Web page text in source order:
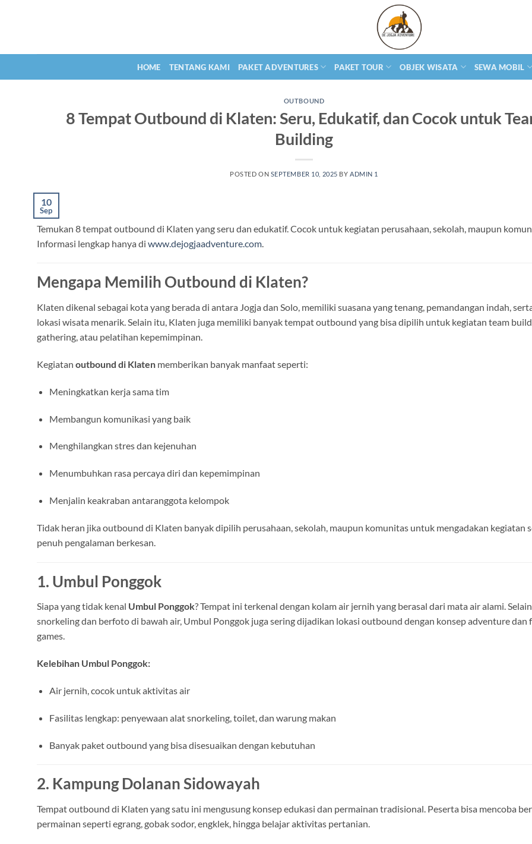
HOME TENTANG KAMI PAKET ADVENTURES PAKET TOUR OBJEK WISATA SEWA MOBIL
OUTBOUND
8 Tempat Outbound di Klaten: Seru, Edukatif, dan Cocok untuk
Building
POSTED ON SEPTEMBER 10, 2025 BY ADMIN 1
10
Sep
Temukan 8 tempat outbound di Klaten yang seru dan edukatif. Cocok untuk kegiatan perusahaan, sekolah, maupun
Informasi lengkap hanya di www.dejogjaadventure.com
Mengapa Memilih Outbound di Klaten?
Klaten dikenal sebagai kota yang berada di antara Jogja dan Solo, memiliki suasana yang tenang, pemandangan indah,
lokasi wisata menarik. Selain itu, Klaten juga memiliki banyak tempat outbound yang bisa dipilih untuk kegiatan team
gathering, atau pelatihan kepemimpinan.
Kegiatan outbound di Klaten memberikan banyak manfaat seperti:
Meningkatkan kerja sama tim
Membangun komunikasi yang baik
Menghilangkan stres dan kejenuhan
Menumbuhkan rasa percaya diri dan kepemimpinan
Menjalin keakraban antaranggota kelompok
Tidak heran jika outbound di Klaten banyak dipilih perusahaan, sekolah, maupun komunitas untuk mengadakan kegiatan
penuh pengalaman berkesan.
1. Umbul Ponggok
Siapa yang tidak kenal Umbul Ponggok? Tempat ini terkenal dengan kolam air jernih yang berasal dari mata air alami.
snorkeling dan berfoto di bawah air, Umbul Ponggok juga sering dijadikan lokasi outbound dengan konsep adventure dan
games.
Kelebihan Umbul Ponggok:
Air jernih, cocok untuk aktivitas air
Fasilitas lengkap: penyewaan alat snorkeling, toilet, dan warung makan
Banyak paket outbound yang bisa disesuaikan dengan kebutuhan
2. Kampung Dolanan Sidowayah
Tempat outbound di Klaten yang satu ini mengusung konsep edukasi dan permainan tradisional. Peserta bisa mencoba
permainan seperti egrang, gobak sodor, engklek, hingga belajar aktivitas pertanian.